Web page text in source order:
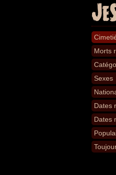
Morts
Sexes
Dates
Dates